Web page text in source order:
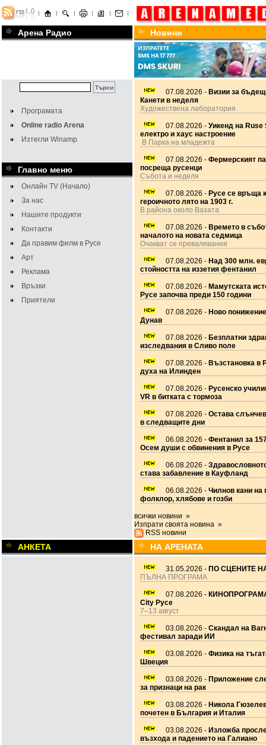
Арена Радио Новини
Програмата
Online radio Arena
Изтегли Winamp
Главно меню
Онлайн TV (Начало)
За нас
Нашите продукти
Контакти
Да правим филм в Русе
Арт
Реклама
Връзки
Приятели
07.08.2026 - Визии за
Канети в неделя
Художествена лаборатория
07.08.2026 - Уикенд на Ruse
електро и хаус настроение
В Парка на младежта
07.08.2026 - Фермерският
посреща русенци
Събота и неделя
07.08.2026 - Русе се връща
героичното лято на 1903 г.
В района около Вазата
07.08.2026 - Времето в
началото на новата седмица
Очакват се превалявания
07.08.2026 - Над 300 млн.
стойността на иззетия фентанил
07.08.2026 - Мамутската
Русе започва преди 150 години
07.08.2026 - Ново
Дунав
07.08.2026 - Безплатни
изследвания в Сливо поле
07.08.2026 - Възстановка в
духа на Илинден
07.08.2026 - Русенско
VR в битката с тормоза
07.08.2026 - Остава
в следващите дни
06.08.2026 - Фентанил за
Осем души с обвинения в Русе
06.08.2026 -
става забавление в Кауфланд
06.08.2026 - Чилнов кани на
фолклор, хлябове и гозби
всички новини »
Изпрати своята новина »
RSS новини
АНКЕТА НА АРЕНАТА
31.05.2026 - ПО СЦЕНИТЕ
ПЪЛНА ПРОГРАМА
07.08.2026 -
City Русе
7–13 август
03.08.2026 - Скандал на
фестивал заради ИИ
03.08.2026 - Физика на
Швеция
03.08.2026 - Приложение
за признаци на рак
03.08.2026 - Никола
почетен в България и Италия
03.08.2026 - Изложба
възхода и падението на Галиано